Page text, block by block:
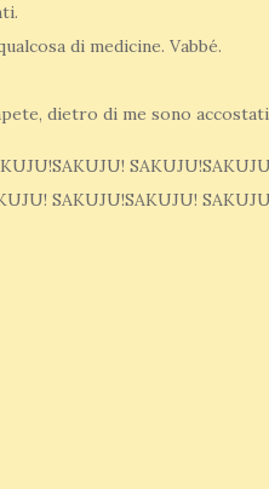
di medicine. Vabbé.
dietro di me sono
SAKUJU!SAKUJU!